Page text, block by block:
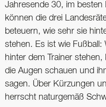
Jahresende 30, im besten
können die drei
beteuern, wie sehr sie
stehen. Es ist wie Fußball:
hinter dem Trainer
die Augen schauen und
sagen. Über Kürzungen
herrscht naturgemäß